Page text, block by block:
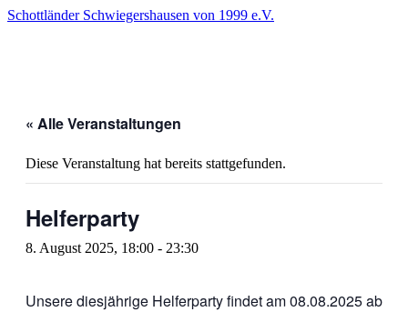
Skip
Schottländer Schwiegershausen von 1999 e.V.
« Alle Veranstaltungen
Diese Veranstaltung hat bereits stattgefunden.
Helferparty
8. August 2025, 18:00 - 23:30
Unsere diesjährige Helferparty findet am 08.08.2025 ab